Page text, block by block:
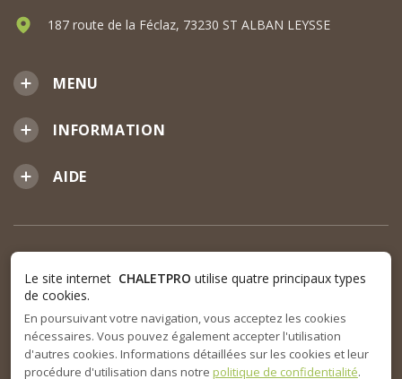
MENU
INFORMATION
AIDE
187 route de la Féclaz, 73230 ST ALBAN LEYSSE
Le site internet CHALETPRO utilise quatre principaux types
de cookies.
En poursuivant votre navigation, vous acceptez les cookies
nécessaires. Vous pouvez également accepter l'utilisation
d'autres cookies. Informations détaillées sur les cookies et leur
procédure d'utilisation dans notre politique de confidentialité.